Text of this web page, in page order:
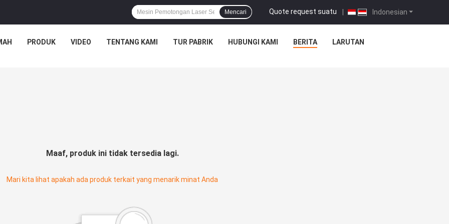
Indonesian
Quote request suatu |
Mencari
PRODUK VIDEO TENTANG KAMI TUR PABRIK HUBUNGI KAMI BERITA LARUTAN
Maaf, produk ini tidak tersedia lagi.
Mari kita lihat apakah ada produk terkait yang menarik minat Anda